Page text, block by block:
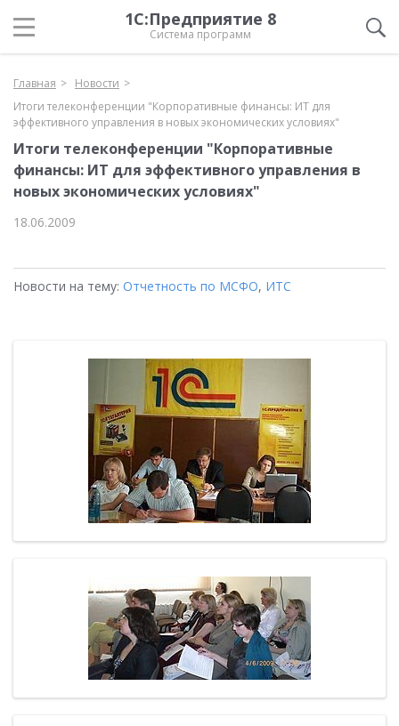
1С:Предприятие 8
Система программ
Главная
Новости
Итоги телеконференции "Корпоративные финансы: ИТ для
эффективного управления в новых экономических условиях"
Итоги телеконференции "Корпоративные
финансы: ИТ для эффективного управления в
новых экономических условиях"
18.06.2009
Новости на тему: Отчетность по МСФО, ИТС